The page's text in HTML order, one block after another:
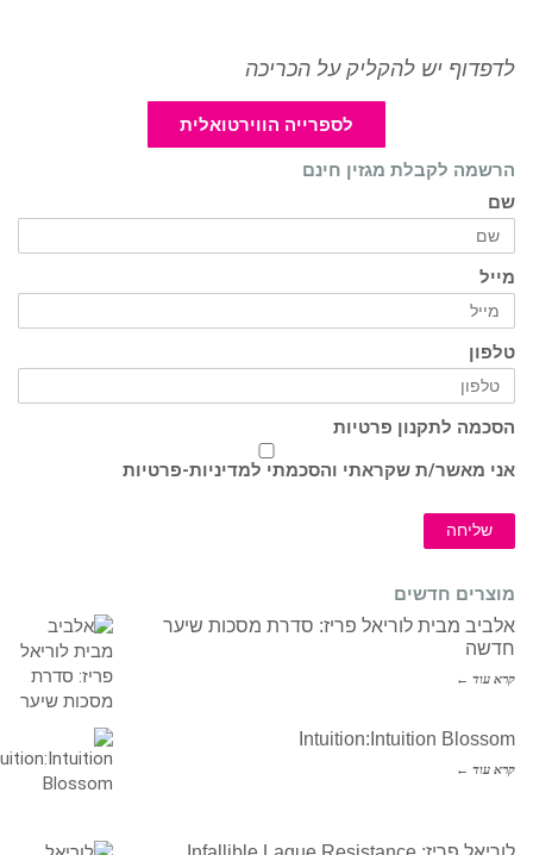
לדפדוף יש להקליק על הכריכה
לספרייה הווירטואלית
הרשמה לקבלת מגזין חינם
שם
מייל
טלפון
הסכמה לתקנון פרטיות
אני מאשר/ת שקראתי והסכמתי למדיניות-פרטיות
שליחה
מוצרים חדשים
אלביב מבית לוריאל פריז: סדרת מסכות שיער
חדשה
קרא עוד ←
Intuition:Intuition Blossom
קרא עוד ←